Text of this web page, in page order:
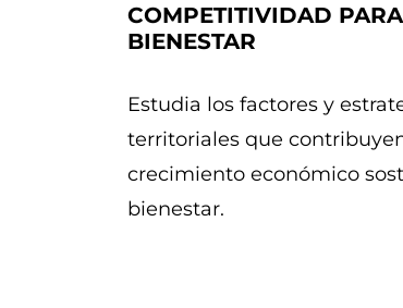
COMPETITIVIDAD
BIENESTAR
Estudia los factores y
territoriales que
crecimiento económico
bienestar.